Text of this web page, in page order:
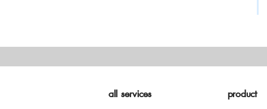
all services product